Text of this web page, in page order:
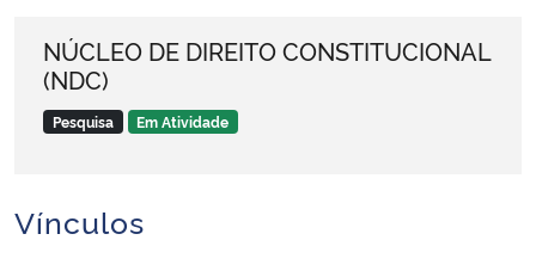
Ministério da Ciência, Tecnologia, Inovações e Comunicações
Ministério do Desenvolvimento Regional
NÚCLEO DE DIREITO CONSTITUCIONAL
(NDC)
Pesquisa Em Atividade
Vínculos